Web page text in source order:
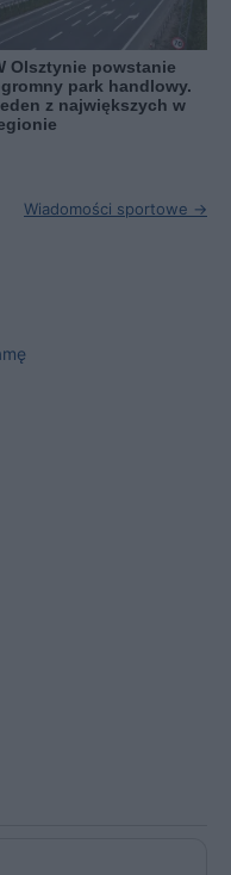
Olsztynie powstanie
park handlowy.
z największych w
Wiadomości sportowe →